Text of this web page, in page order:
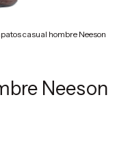
casual hombre Neeson
Neeson